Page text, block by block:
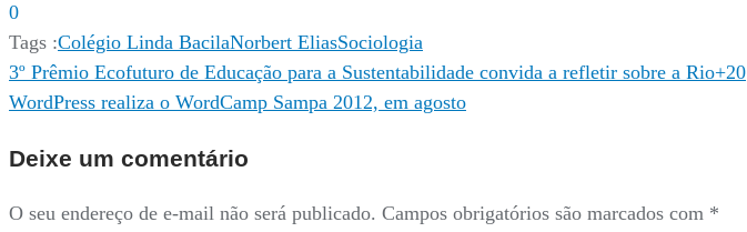
0
Tags :Colégio Linda BacilaNorbert EliasSociologia
Navegação
de
Post
3º Prêmio Ecofuturo de Educação para a Sustentabilidade convida a refletir sobre a Rio+20
WordPress realiza o WordCamp Sampa 2012, em agosto
Deixe um comentário
O seu endereço de e-mail não será publicado. Campos obrigatórios são marcados com *